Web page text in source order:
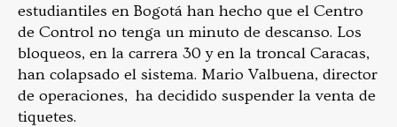
estudiantiles en Bogotá han hecho que el Centro
de Control no tenga un minuto de descanso. Los
bloqueos, en la carrera 30 y en la troncal Caracas,
han colapsado el sistema. Mario Valbuena, director
de operaciones, ha decidido suspender la venta de
tiquetes.